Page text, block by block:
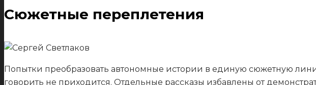
Сюжетные переплетения
Попытки преобразовать автономные истории в единую сюжетную
говорить не приходится. Отдельные рассказы избавлены от